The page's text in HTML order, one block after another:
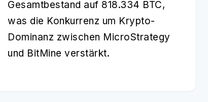
Gesamtbestand auf 818.334 BTC,
was die Konkurrenz um Krypto-
Dominanz zwischen MicroStrategy
und BitMine verstärkt.